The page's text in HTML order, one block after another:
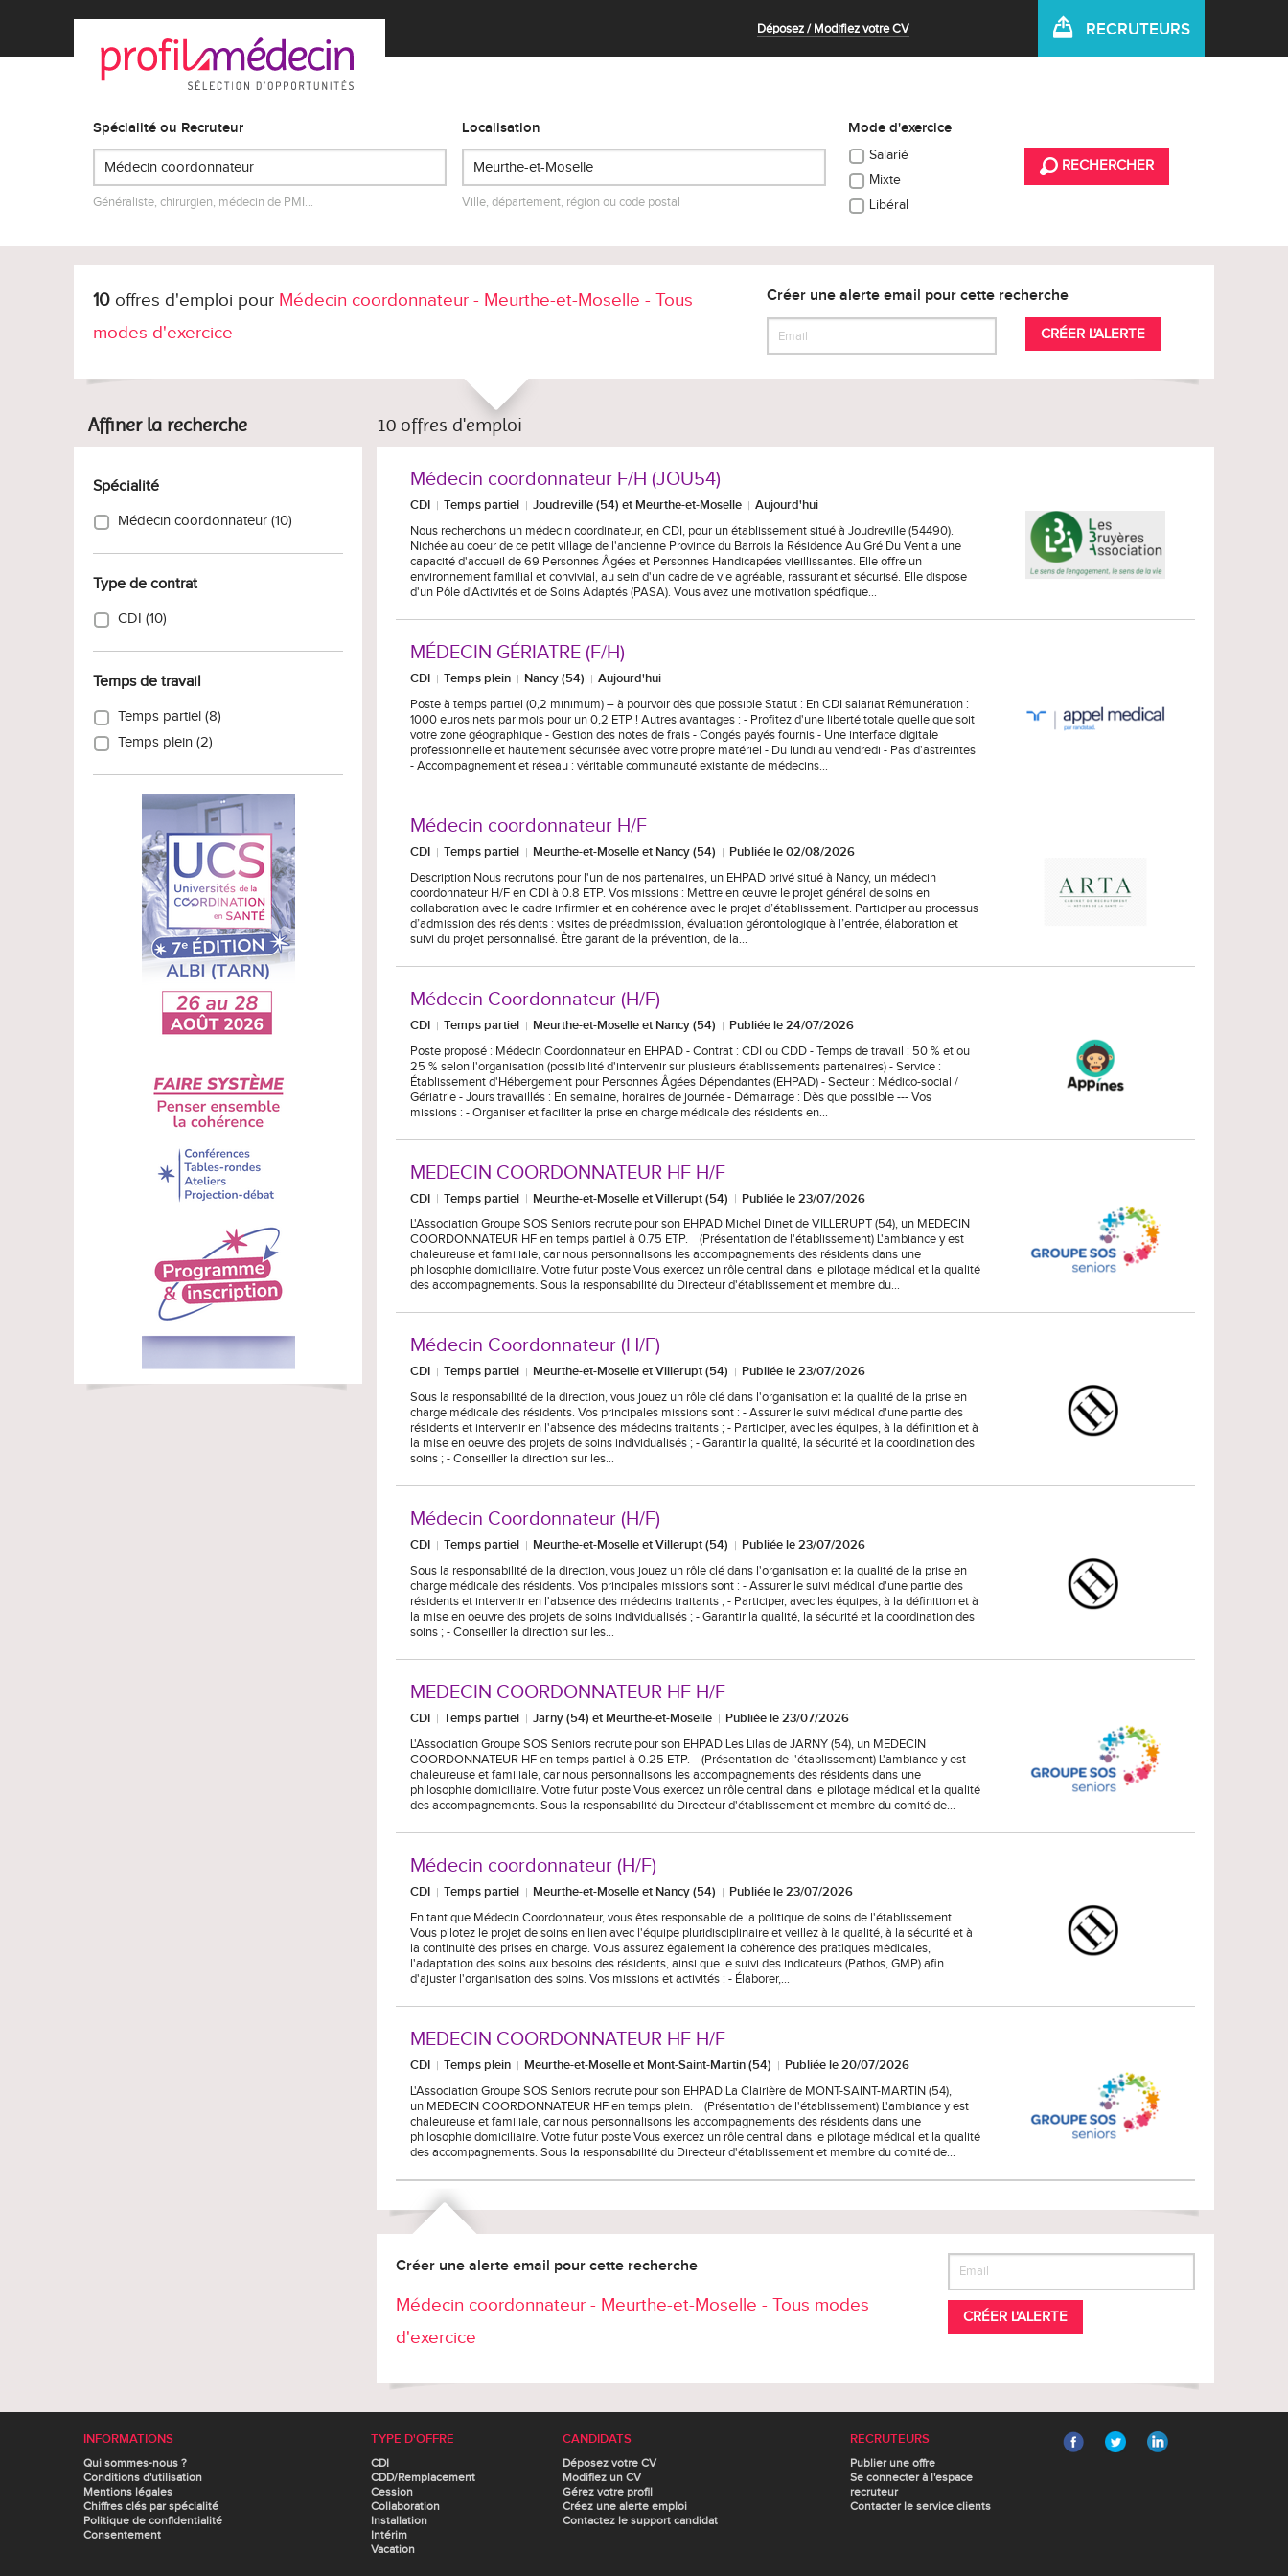
Déposez / Modifiez votre CV RECRUTEURS
Spécialité ou Recruteur
Généraliste, chirurgien, médecin de PMI…
Localisation
Ville, département, région ou code postal
Mode d'exercice
Salarié
Mixte
Libéral
RECHERCHER
10 offres d'emploi pour Médecin coordonnateur - Meurthe-et-Moselle - Tous
modes d'exercice
Créer une alerte email pour cette recherche
CRÉER L'ALERTE
Affiner la recherche 10 offres d'emploi
Spécialité
Médecin coordonnateur (10)
Type de contrat
CDI (10)
Temps de travail
Temps partiel (8)
Temps plein (2)
Médecin coordonnateur F/H (JOU54)
CDI Temps partiel Joudreville (54) et Meurthe-et-Moselle
Aujourd'hui
Nous recherchons un médecin coordinateur, en CDI, pour un établissement situé à Joudreville (54490).
Nichée au coeur de ce petit village de l'ancienne Province du Barrois la Résidence Au Gré Du Vent a une
capacité d'accueil de 69 Personnes Âgées et Personnes Handicapées vieillissantes. Elle offre un
environnement familial et convivial, au sein d'un cadre de vie agréable, rassurant et sécurisé. Elle dispose
d'un Pôle d'Activités et de Soins Adaptés (PASA). Vous avez une motivation spécifique…
MÉDECIN GÉRIATRE (F/H)
CDI Temps plein Nancy (54)
Aujourd'hui
Poste à temps partiel (0,2 minimum) – à pourvoir dès que possible Statut : En CDI salariat Rémunération :
1000 euros nets par mois pour un 0,2 ETP ! Autres avantages : - Profitez d'une liberté totale quelle que soit
votre zone géographique - Gestion des notes de frais - Congés payés fournis - Une interface digitale
professionnelle et hautement sécurisée avec votre propre matériel - Du lundi au vendredi - Pas d'astreintes
- Accompagnement et réseau : véritable communauté existante de médecins…
Médecin coordonnateur H/F
CDI Temps partiel Meurthe-et-Moselle et Nancy (54)
Publiée le 02/08/2026
Description Nous recrutons pour l'un de nos partenaires, un EHPAD privé situé à Nancy, un médecin
coordonnateur H/F en CDI à 0.8 ETP. Vos missions : Mettre en œuvre le projet général de soins en
collaboration avec le cadre infirmier et en cohérence avec le projet d’établissement. Participer au processus
d’admission des résidents : visites de préadmission, évaluation gérontologique à l’entrée, élaboration et
suivi du projet personnalisé. Être garant de la prévention, de la…
Médecin Coordonnateur (H/F)
CDI Temps partiel Meurthe-et-Moselle et Nancy (54)
Publiée le 24/07/2026
Poste proposé : Médecin Coordonnateur en EHPAD - Contrat : CDI ou CDD - Temps de travail : 50 % et ou
25 % selon l'organisation (possibilité d'intervenir sur plusieurs établissements partenaires) - Service :
Établissement d'Hébergement pour Personnes Âgées Dépendantes (EHPAD) - Secteur : Médico-social /
Gériatrie - Jours travaillés : En semaine, horaires de journée - Démarrage : Dès que possible --- Vos
missions : - Organiser et faciliter la prise en charge médicale des résidents en…
MEDECIN COORDONNATEUR HF H/F
CDI Temps partiel Meurthe-et-Moselle et Villerupt (54)
Publiée le 23/07/2026
L'Association Groupe SOS Seniors recrute pour son EHPAD Michel Dinet de VILLERUPT (54), un MEDECIN
COORDONNATEUR HF en temps partiel à 0.75 ETP. (Présentation de l'établissement) L'ambiance y est
chaleureuse et familiale, car nous personnalisons les accompagnements des résidents dans une
philosophie domiciliaire. Votre futur poste Vous exercez un rôle central dans le pilotage médical et la qualité
des accompagnements. Sous la responsabilité du Directeur d'établissement et membre du…
Médecin Coordonnateur (H/F)
CDI Temps partiel Meurthe-et-Moselle et Villerupt (54)
Publiée le 23/07/2026
Sous la responsabilité de la direction, vous jouez un rôle clé dans l'organisation et la qualité de la prise en
charge médicale des résidents. Vos principales missions sont : - Assurer le suivi médical d'une partie des
résidents et intervenir en l'absence des médecins traitants ; - Participer, avec les équipes, à la définition et à
la mise en oeuvre des projets de soins individualisés ; - Garantir la qualité, la sécurité et la coordination des
soins ; - Conseiller la direction sur les…
Médecin Coordonnateur (H/F)
CDI Temps partiel Meurthe-et-Moselle et Villerupt (54)
Publiée le 23/07/2026
Sous la responsabilité de la direction, vous jouez un rôle clé dans l'organisation et la qualité de la prise en
charge médicale des résidents. Vos principales missions sont : - Assurer le suivi médical d'une partie des
résidents et intervenir en l'absence des médecins traitants ; - Participer, avec les équipes, à la définition et à
la mise en oeuvre des projets de soins individualisés ; - Garantir la qualité, la sécurité et la coordination des
soins ; - Conseiller la direction sur les…
MEDECIN COORDONNATEUR HF H/F
CDI Temps partiel Jarny (54) et Meurthe-et-Moselle
Publiée le 23/07/2026
L'Association Groupe SOS Seniors recrute pour son EHPAD Les Lilas de JARNY (54), un MEDECIN
COORDONNATEUR HF en temps partiel à 0.25 ETP. (Présentation de l'établissement) L'ambiance y est
chaleureuse et familiale, car nous personnalisons les accompagnements des résidents dans une
philosophie domiciliaire. Votre futur poste Vous exercez un rôle central dans le pilotage médical et la qualité
des accompagnements. Sous la responsabilité du Directeur d'établissement et membre du comité de…
Médecin coordonnateur (H/F)
CDI Temps partiel Meurthe-et-Moselle et Nancy (54)
Publiée le 23/07/2026
En tant que Médecin Coordonnateur, vous êtes responsable de la politique de soins de l'établissement.
Vous pilotez le projet de soins en lien avec l'équipe pluridisciplinaire et veillez à la qualité, à la sécurité et à
la continuité des prises en charge. Vous assurez également la cohérence des pratiques médicales,
l'adaptation des soins aux besoins des résidents, ainsi que le suivi des indicateurs (Pathos, GMP) afin
d'ajuster l'organisation des soins. Vos missions et activités : - Élaborer,…
MEDECIN COORDONNATEUR HF H/F
CDI Temps plein Meurthe-et-Moselle et Mont-Saint-Martin (54)
Publiée le 20/07/2026
L'Association Groupe SOS Seniors recrute pour son EHPAD La Clairière de MONT-SAINT-MARTIN (54),
un MEDECIN COORDONNATEUR HF en temps plein. (Présentation de l'établissement) L'ambiance y est
chaleureuse et familiale, car nous personnalisons les accompagnements des résidents dans une
philosophie domiciliaire. Votre futur poste Vous exercez un rôle central dans le pilotage médical et la qualité
des accompagnements. Sous la responsabilité du Directeur d'établissement et membre du comité de…
Créer une alerte email pour cette recherche
Médecin coordonnateur - Meurthe-et-Moselle - Tous modes
d'exercice
CRÉER L'ALERTE
INFORMATIONS
Qui sommes-nous ?
Conditions d'utilisation
Mentions légales
Chiffres clés par spécialité
Politique de confidentialité
Consentement
TYPE D'OFFRE
CDI
CDD/Remplacement
Cession
Collaboration
Installation
Intérim
Vacation
CANDIDATS
Déposez votre CV
Modifiez un CV
Gérez votre profil
Créez une alerte emploi
Contactez le support candidat
RECRUTEURS
Publier une offre
Se connecter à l'espace
recruteur
Contacter le service clients